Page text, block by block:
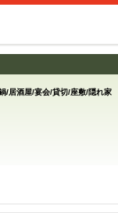
/居酒屋/宴会/貸切/座敷/隠れ家